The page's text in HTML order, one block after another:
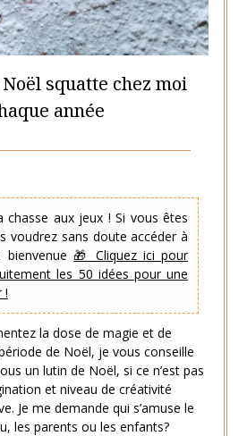
squatte chez moi
année
décembre
2021
chasse aux jeux ! Si vous êtes
voudrez sans doute accéder à
🎁 Cliquez ici pour
les 50 idées pour une
!
la dose de magie et de
de Noël, je vous conseille
un lutin de Noël, si ce n’est pas
et niveau de créativité
Je me demande qui s’amuse le
les parents ou les enfants?